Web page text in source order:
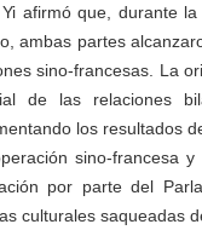
Yi afirmó que, durante
ambas partes
sino-francesas. La
de las relaciones
los resultados
sino-francesa
por parte del
culturales saqueadas